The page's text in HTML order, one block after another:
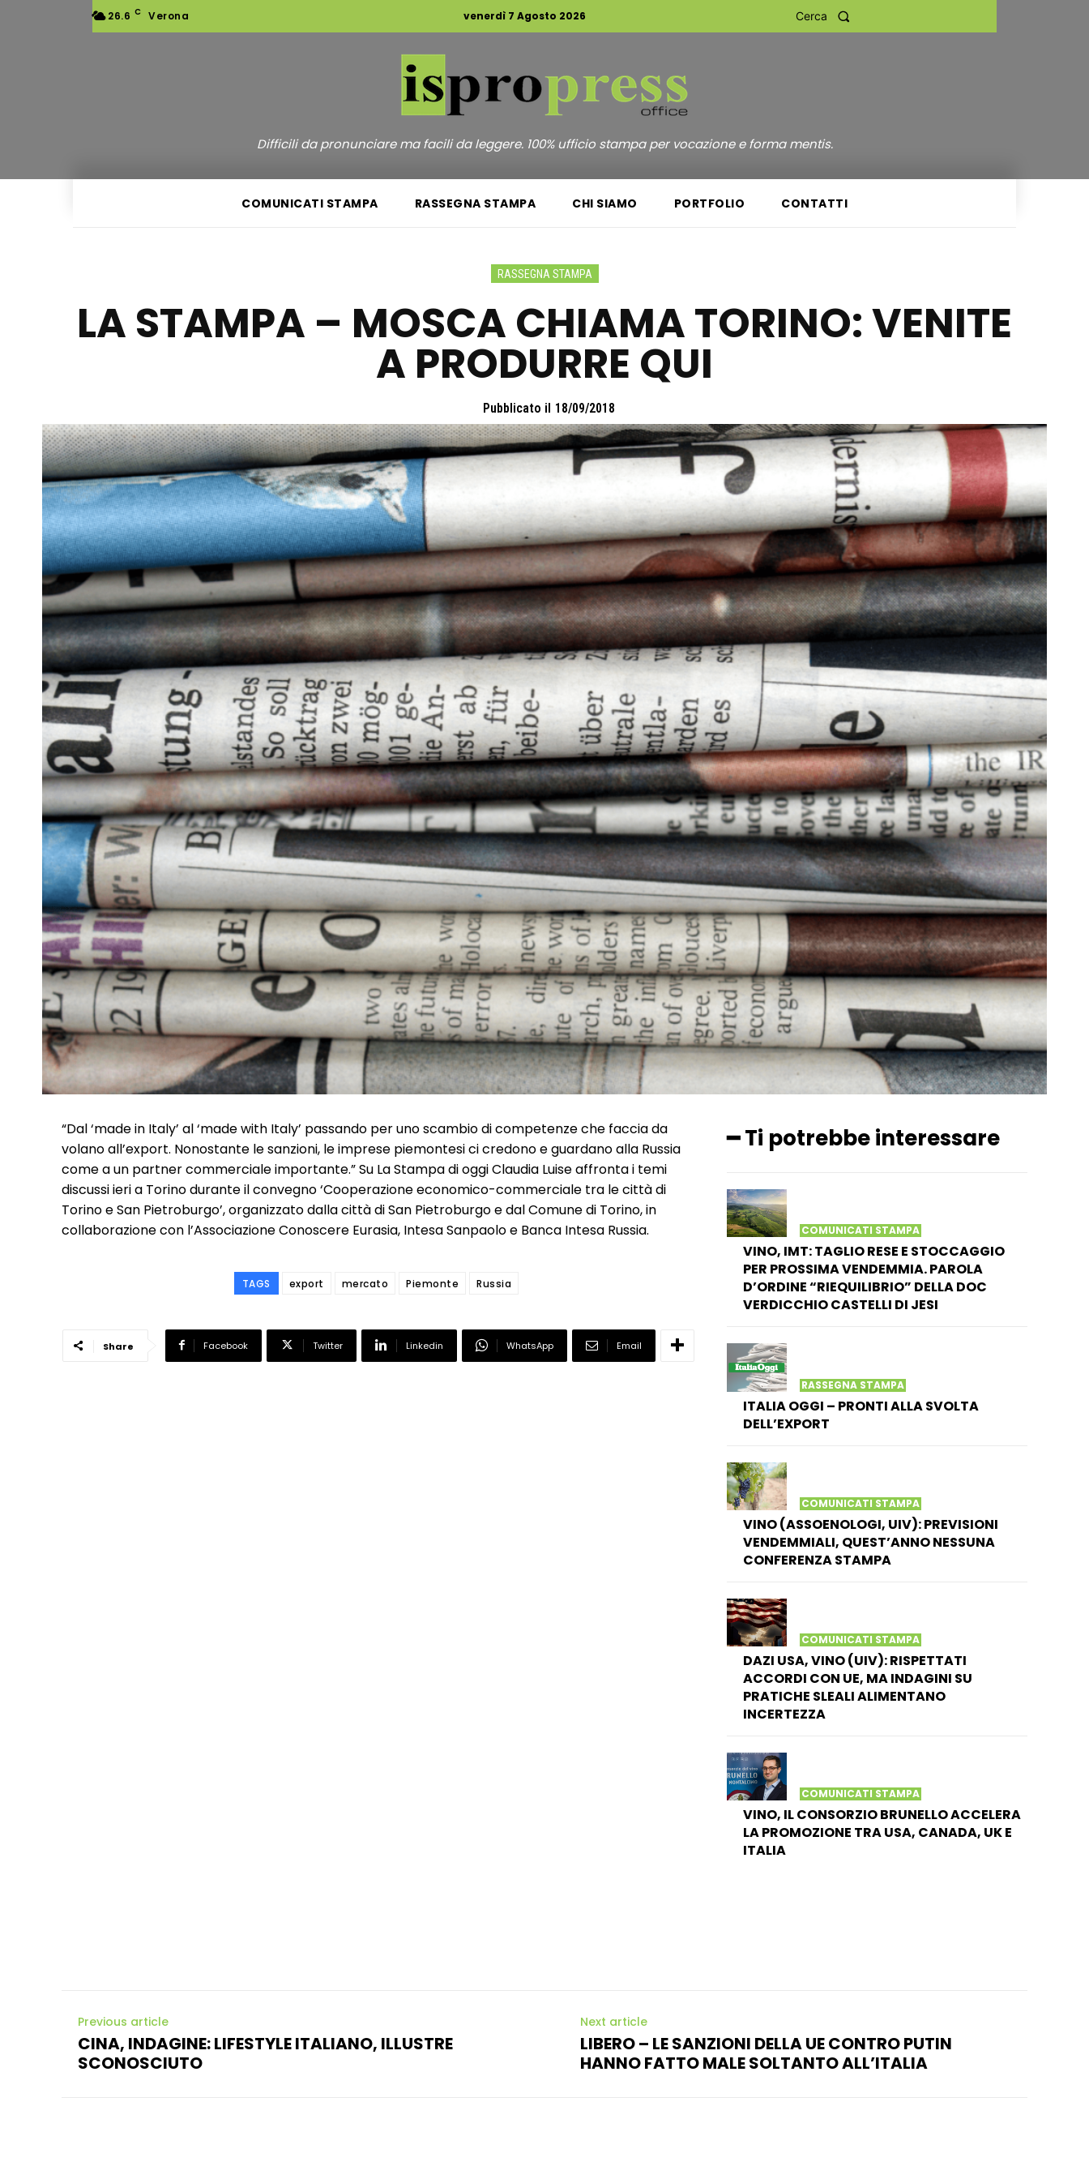
26.6 C Verona venerdì 7 Agosto 2026 Cerca
Difficili da pronunciare ma facili da leggere. 100% ufficio stampa per vocazione e forma mentis.
COMUNICATI STAMPA RASSEGNA STAMPA CHI SIAMO PORTFOLIO CONTATTI
RASSEGNA STAMPA
LA STAMPA – MOSCA CHIAMA TORINO: VENITE
A PRODURRE QUI
Pubblicato il 18/09/2018
“Dal ‘made in Italy’ al ‘made with Italy’ passando per uno scambio di competenze che faccia da
volano all’export. Nonostante le sanzioni, le imprese piemontesi ci credono e guardano alla Russia
come a un partner commerciale importante.” Su La Stampa di oggi Claudia Luise affronta i temi
discussi ieri a Torino durante il convegno ‘Cooperazione economico-commerciale tra le città di
Torino e San Pietroburgo’, organizzato dalla città di San Pietroburgo e dal Comune di Torino, in
collaborazione con l’Associazione Conoscere Eurasia, Intesa Sanpaolo e Banca Intesa Russia.
TAGS export mercato Piemonte Russia
Share Facebook Twitter Linkedin WhatsApp Email
━ Ti potrebbe interessare
COMUNICATI STAMPA
VINO, IMT: TAGLIO RESE E STOCCAGGIO
PER PROSSIMA VENDEMMIA. PAROLA
D’ORDINE “RIEQUILIBRIO” DELLA DOC
VERDICCHIO CASTELLI DI JESI
RASSEGNA STAMPA
ITALIA OGGI – PRONTI ALLA SVOLTA
DELL’EXPORT
COMUNICATI STAMPA
VINO (ASSOENOLOGI, UIV): PREVISIONI
VENDEMMIALI, QUEST’ANNO NESSUNA
CONFERENZA STAMPA
COMUNICATI STAMPA
DAZI USA, VINO (UIV): RISPETTATI
ACCORDI CON UE, MA INDAGINI SU
PRATICHE SLEALI ALIMENTANO
INCERTEZZA
COMUNICATI STAMPA
VINO, IL CONSORZIO BRUNELLO ACCELERA
LA PROMOZIONE TRA USA, CANADA, UK E
ITALIA
Previous article
CINA, INDAGINE: LIFESTYLE ITALIANO, ILLUSTRE
SCONOSCIUTO
Next article
LIBERO – LE SANZIONI DELLA UE CONTRO PUTIN
HANNO FATTO MALE SOLTANTO ALL’ITALIA